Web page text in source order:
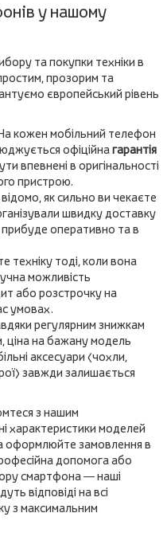
у нашому
та покупки техніки в
прозорим та
європейський рівень
кожен мобільний телефон
офіційнагарантія
впевнені в оригінальності
пристрою.
як сильно ви чекаєте
швидку доставку
оперативно та в
техніку тоді, коли вона
можливість
або розстрочку на
умовах.
регулярним знижкам
ціна на бажану модель
аксесуари (чохли,
завжди залишається
з нашим
характеристики моделей
оформлюйте замовлення в
допомога або
смартфона — наші
відповіді на всі
з максимальним